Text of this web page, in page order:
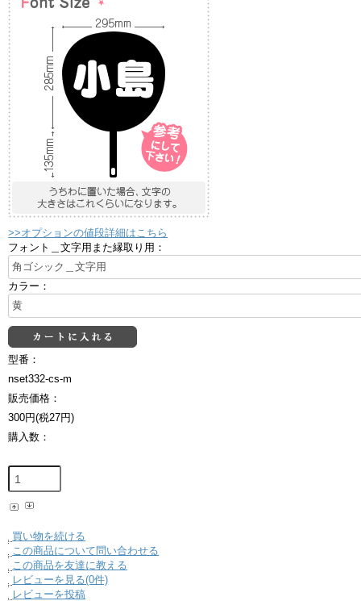
>>オプションの値段詳細はこちら
フォント＿文字用また縁取り用：
カラー：
型番：
nset332-cs-m
販売価格：
300円(税27円)
購入数：
買い物を続ける
この商品について問い合わせる
この商品を友達に教える
レビューを見る(0件)
レビューを投稿